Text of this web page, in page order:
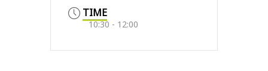
TIME
10:30 - 12:00